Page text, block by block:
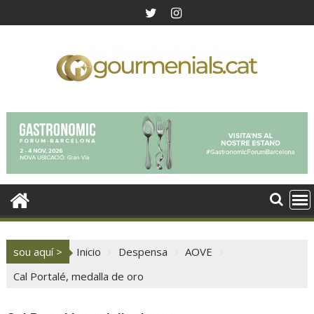
al
sou aquí > Inicio Despensa
AOVE
Cal Portalé, medalla de oro